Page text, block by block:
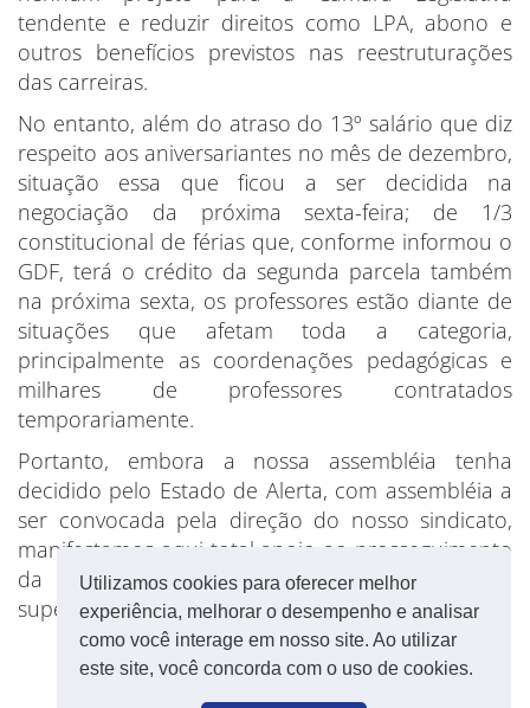
Utilizamos cookies para oferecer melhor
experiência, melhorar o desempenho e analisar
como você interage em nosso site. Ao utilizar
este site, você concorda com o uso de cookies.
tendente e reduzir direitos como LPA, abono e
outros benefícios previstos nas reestruturações
das carreiras.
No entanto, além do atraso do 13º salário que diz
respeito aos aniversariantes no mês de dezembro,
situação essa que ficou a ser decidida na
negociação da próxima sexta-feira; de 1/3
constitucional de férias que, conforme informou o
GDF, terá o crédito da segunda parcela também
na próxima sexta, os professores estão diante de
situações que afetam toda a categoria,
principalmente as coordenações pedagógicas e
milhares de professores contratados
temporariamente.
Portanto, embora a nossa assembléia tenha
decidido pelo Estado de Alerta, com assembléia a
ser convocada pela direção do nosso sindicato,
manifestamos aqui total apoio ao prosseguimento
da paralisação dos professores em defesa da
superação dessas situações.